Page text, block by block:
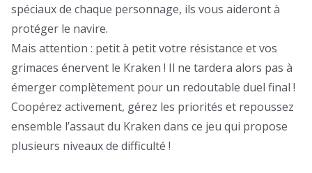
spéciaux de chaque personnage, ils vous aideront à
protéger le navire.
Mais attention : petit à petit votre résistance et vos
grimaces énervent le Kraken ! Il ne tardera alors pas à
émerger complètement pour un redoutable duel final !
Coopérez activement, gérez les priorités et repoussez
ensemble l’assaut du Kraken dans ce jeu qui propose
plusieurs niveaux de difficulté !